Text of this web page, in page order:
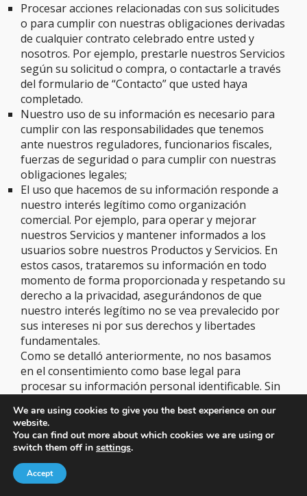
Procesar acciones relacionadas con sus solicitudes
o para cumplir con nuestras obligaciones derivadas
de cualquier contrato celebrado entre usted y
nosotros. Por ejemplo, prestarle nuestros Servicios
según su solicitud o compra, o contactarle a través
del formulario de “Contacto” que usted haya
completado.
Nuestro uso de su información es necesario para
cumplir con las responsabilidades que tenemos
ante nuestros reguladores, funcionarios fiscales,
fuerzas de seguridad o para cumplir con nuestras
obligaciones legales;
El uso que hacemos de su información responde a
nuestro interés legítimo como organización
comercial. Por ejemplo, para operar y mejorar
nuestros Servicios y mantener informados a los
usuarios sobre nuestros Productos y Servicios. En
estos casos, trataremos su información en todo
momento de forma proporcionada y respetando su
derecho a la privacidad, asegurándonos de que
nuestro interés legítimo no se vea prevalecido por
sus intereses ni por sus derechos y libertades
fundamentales.
Como se detalló anteriormente, no nos basamos
en el consentimiento como base legal para
procesar su información personal identificable. Sin
consentimiento para que procesemos su
información, puede revocarlo en cualquier
momento contactándonos a través de los datos de
contacto indicados anteriormente.
We are using cookies to give you the best experience on our
website.
You can find out more about which cookies we are using or
switch them off in settings.
Accept